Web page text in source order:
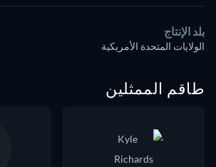
بلد الإنتاج
الولايات المتحدة الأمريكية
طاقم الممثلين